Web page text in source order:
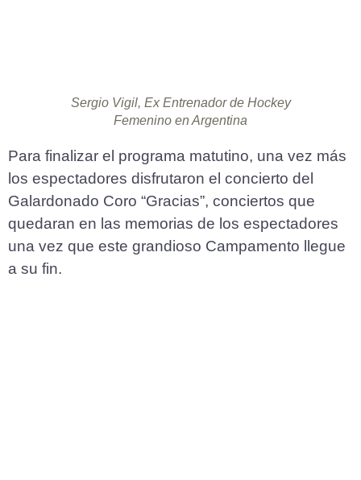
Sergio Vigil, Ex Entrenador de Hockey
Femenino en Argentina
Para finalizar el programa matutino, una vez más
los espectadores disfrutaron el concierto del
Galardonado Coro “Gracias”, conciertos que
quedaran en las memorias de los espectadores
una vez que este grandioso Campamento llegue
a su fin.